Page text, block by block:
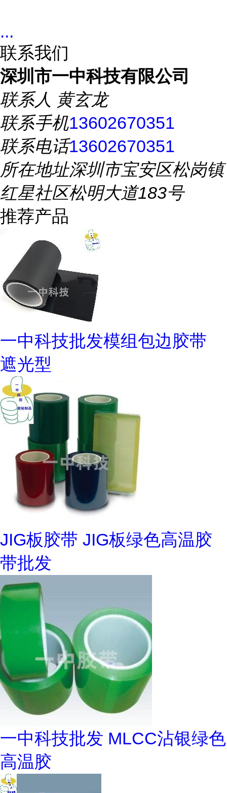
...
联系我们
深圳市一中科技有限公司
联系人 黄玄龙
联系手机13602670351
联系电话13602670351
所在地址深圳市宝安区松岗镇
红星社区松明大道183号
推荐产品
一中科技批发模组包边胶带
遮光型
JIG板胶带 JIG板绿色高温胶
带批发
一中科技批发 MLCC沾银绿色
高温胶